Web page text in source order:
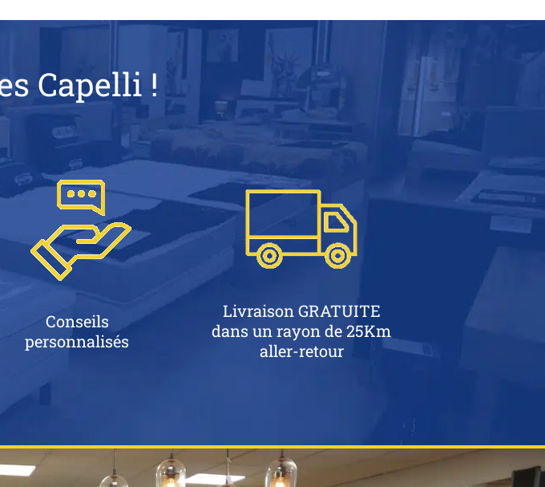
Capelli !
Conseils
personnalisés
Livraison GRATUITE
dans un rayon de 25Km
aller-retour